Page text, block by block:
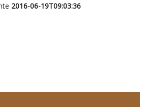
2016-06-19T09:03:36